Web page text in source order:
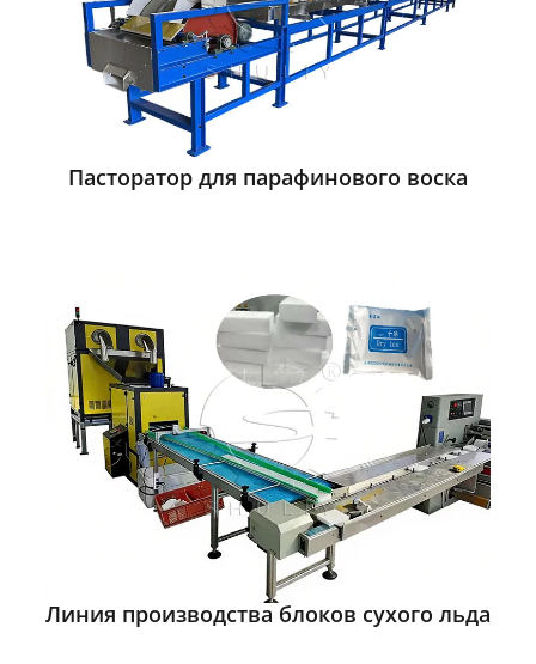
Пасторатор для парафинового воска
Линия производства блоков сухого льда